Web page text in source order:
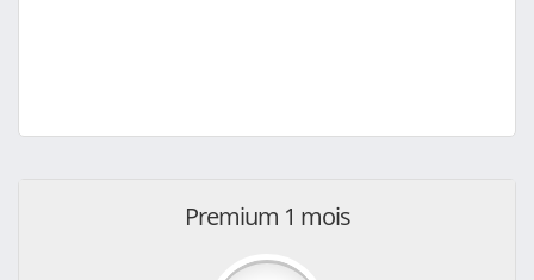
Premium 1 mois